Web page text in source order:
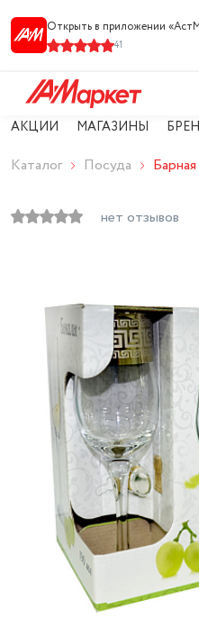
Открыть в приложении
41
АКЦИИ МАГАЗИНЫ
Каталог Посуда
нет отзывов